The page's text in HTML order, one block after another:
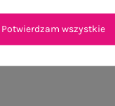
Potwierdzam wszystkie